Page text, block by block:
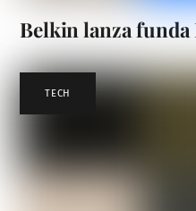
Belkin lanza
TECH